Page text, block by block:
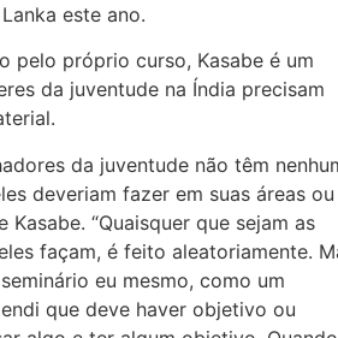
este ano.
pelo próprio curso, Kasabe é um
da juventude na Índia precisam
da juventude não têm
deveriam fazer em suas áreas ou
Kasabe. “Quaisquer que sejam as
façam, é feito aleatoriamente.
eu mesmo, como um
que deve haver objetivo ou